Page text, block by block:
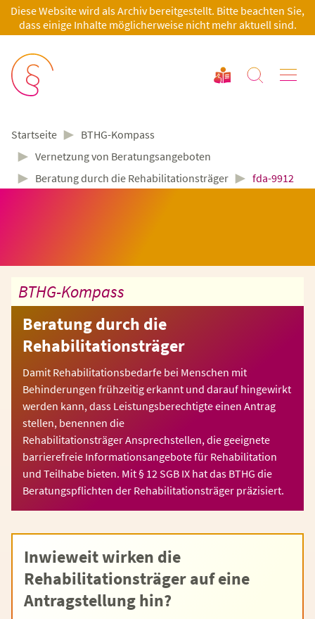
Diese Website wird als Archiv bereitgestellt. Bitte beachten Sie,
dass einige Inhalte möglicherweise nicht mehr aktuell sind.
Startseite ► BTHG-Kompass
► Vernetzung von Beratungsangeboten
► Beratung durch die Rehabilitationsträger ► fda-9912
BTHG-Kompass
Beratung durch die
Rehabilitationsträger
Damit Rehabilitationsbedarfe bei Menschen mit
Behinderungen frühzeitig erkannt und darauf hingewirkt
werden kann, dass Leistungsberechtigte einen Antrag
stellen, benennen die
Rehabilitationsträger Ansprechstellen, die geeignete
barrierefreie Informationsangebote für Rehabilitation
und Teilhabe bieten. Mit § 12 SGB IX hat das BTHG die
Beratungspflichten der Rehabilitationsträger präzisiert.
Inwieweit wirken die
Rehabilitationsträger auf eine
Antragstellung hin?